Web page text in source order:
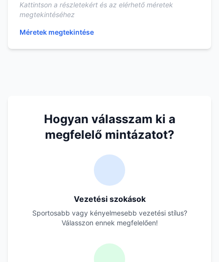
Kattintson a részletekért és az elérhető méretek
megtekintéséhez
Méretek megtekintése
Hogyan válasszam ki a
megfelelő mintázatot?
Vezetési szokások
Sportosabb vagy kényelmesebb vezetési stílus?
Válasszon ennek megfelelően!